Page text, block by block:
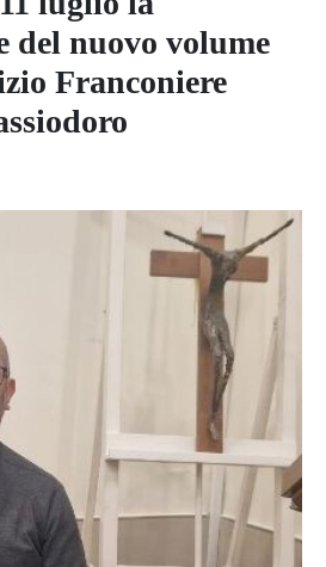
del nuovo volume
Franconiere